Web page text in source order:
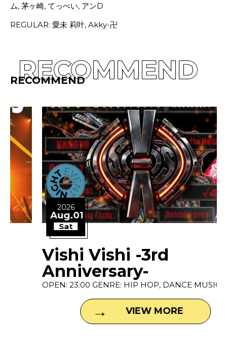
ム, 茅ヶ崎, てっぺい, アンD
REGULAR: 愛未 莉叶, Akky-卍
RECOMMEND
RECOMMEND
2026
Aug.01
Sat
Vishi Vishi -3rd
Anniversary-
OPEN: 23:00 GENRE: HIP HOP, DANCE MUSIC P...
VIEW MORE